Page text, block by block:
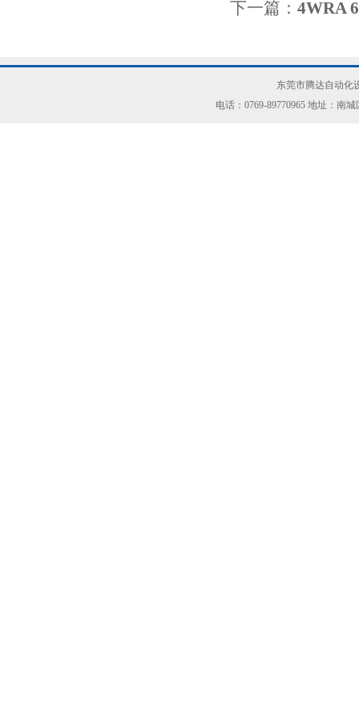
下一篇： 4WRA
东莞市腾达自动化
电话：0769-89770965 地址：南